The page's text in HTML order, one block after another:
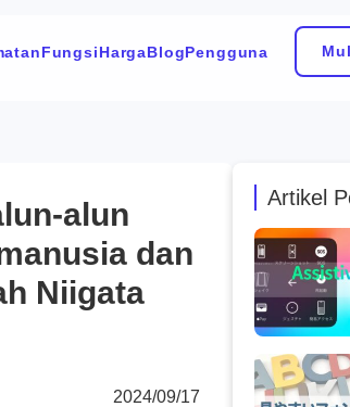
FungsiHargaBlogPengguna
alun
dan
Niigata
2024/09/17
Artikel